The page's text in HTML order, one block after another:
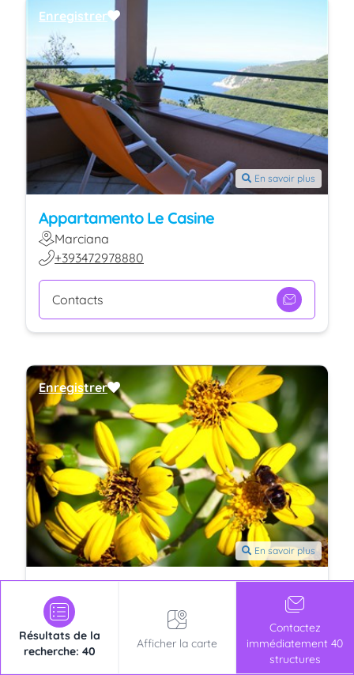
En savoir plus
Appartamento Le Casine
Marciana
+393472978880
Contacts
Enregistrer
En savoir plus
Agritourisme 3 épis
Marciana
+393911312839
Enregistrer
Résultats de la
recherche: 40
Afficher la carte
Contactez
immédiatement 40
structures